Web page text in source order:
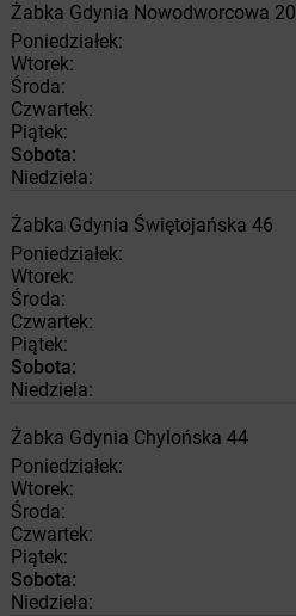
Żabka Gdynia Nowodworcowa 20
Poniedziałek:
Wtorek:
Środa:
Czwartek:
Piątek:
Sobota:
Niedziela:
Żabka Gdynia Świętojańska 46
Poniedziałek:
Wtorek:
Środa:
Czwartek:
Piątek:
Sobota:
Niedziela:
Żabka Gdynia Chylońska 44
Poniedziałek:
Wtorek:
Środa:
Czwartek:
Piątek:
Sobota:
Niedziela: